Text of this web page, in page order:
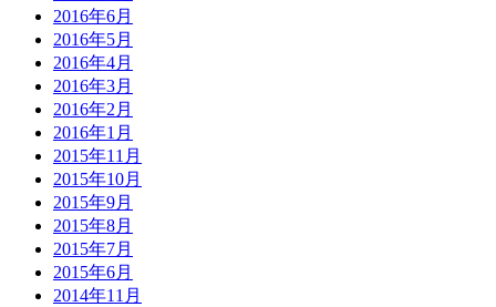
2016年6月
2016年5月
2016年4月
2016年3月
2016年2月
2016年1月
2015年11月
2015年10月
2015年9月
2015年8月
2015年7月
2015年6月
2014年11月